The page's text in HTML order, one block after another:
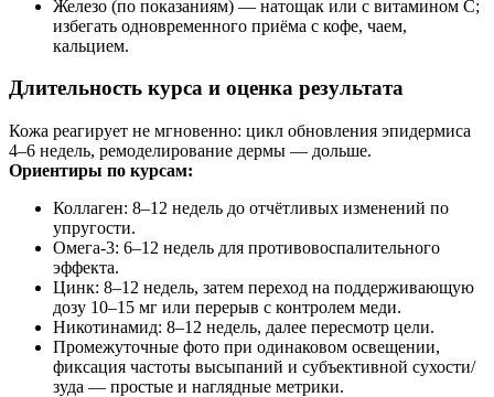
Железо (по показаниям) — натощак или с витамином C;
избегать одновременного приёма с кофе, чаем,
кальцием.
Длительность курса и оценка результата
Кожа реагирует не мгновенно: цикл обновления эпидермиса
4–6 недель, ремоделирование дермы — дольше.
Ориентиры по курсам:
Коллаген: 8–12 недель до отчётливых изменений по
упругости.
Омега‑3: 6–12 недель для противовоспалительного
эффекта.
Цинк: 8–12 недель, затем переход на поддерживающую
дозу 10–15 мг или перерыв с контролем меди.
Никотинамид: 8–12 недель, далее пересмотр цели.
Промежуточные фото при одинаковом освещении,
фиксация частоты высыпаний и субъективной сухости/
зуда — простые и наглядные метрики.